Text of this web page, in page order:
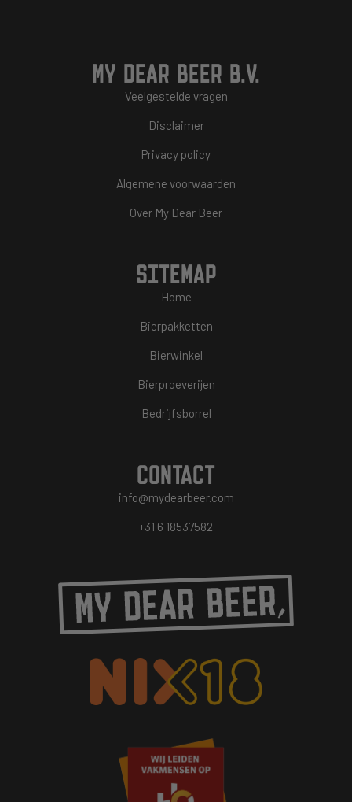
MY DEAR BEER B.V.
Veelgestelde vragen
Disclaimer
Privacy policy
Algemene voorwaarden
Over My Dear Beer
SITEMAP
Home
Bierpakketten
Bierwinkel
Bierproeverijen
Bedrijfsborrel
CONTACT
info@mydearbeer.com
+31 6 18537582